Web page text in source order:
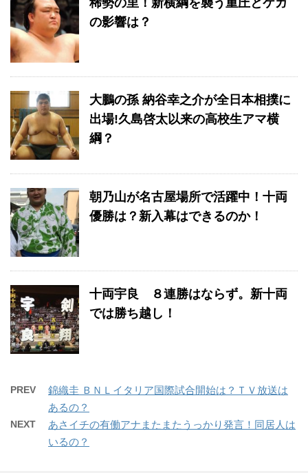
の影響は？
大鵬の孫 納谷幸之介が全日本相撲に
出場!久島啓太以来の高校生アマ横
綱？
朝乃山が名古屋場所で活躍中！十両
優勝は？新入幕はできるのか！
十両宇良 ８連勝はならず。新十両
では勝ち越し！
PREV
錦織圭 ＢＮＬイタリア国際試合開始は？ＴＶ放送は
あるの？
NEXT
あさイチの有働アナまたまたうっかり発言！同居人は
いるの？